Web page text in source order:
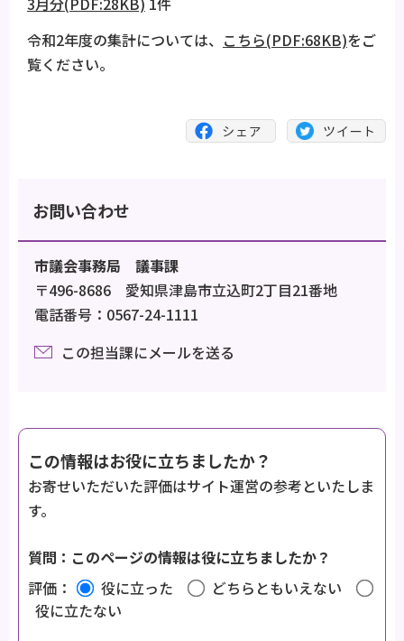
令和2年度の集計については、 こちら(PDF:68KB)をご
覧ください。
お問い合わせ
市議会事務局 議事課
〒496-8686 愛知県津島市立込町2丁目21番地
電話番号：0567-24-1111
この担当課にメールを送る
この情報はお役に立ちましたか？
お寄せいただいた評価はサイト運営の参考といたしま
す。
質問：このページの情報は役に立ちましたか？
評価：
役に立った
どちらともいえない
役に立たない